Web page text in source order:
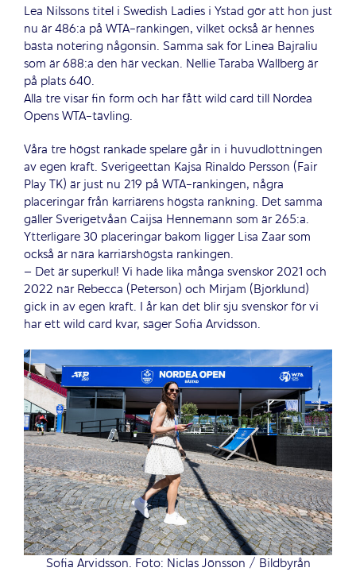
Lea Nilssons titel i Swedish Ladies i Ystad gör att hon just
nu är 486:a på WTA-rankingen, vilket också är hennes
bästa notering någonsin. Samma sak för Linea Bajraliu
som är 688:a den här veckan. Nellie Taraba Wallberg är
på plats 640.
Alla tre visar fin form och har fått wild card till Nordea
Opens WTA-tävling.
Våra tre högst rankade spelare går in i huvudlottningen
av egen kraft. Sverigeettan Kajsa Rinaldo Persson (Fair
Play TK) är just nu 219 på WTA-rankingen, några
placeringar från karriärens högsta rankning. Det samma
gäller Sverigetvåan Caijsa Hennemann som är 265:a.
Ytterligare 30 placeringar bakom ligger Lisa Zaar som
också är nära karriärshögsta rankingen.
– Det är superkul! Vi hade lika många svenskor 2021 och
2022 när Rebecca (Peterson) och Mirjam (Björklund)
gick in av egen kraft. I år kan det blir sju svenskor för vi
har ett wild card kvar, säger Sofia Arvidsson.
Sofia Arvidsson. Foto: Niclas Jönsson / Bildbyrån